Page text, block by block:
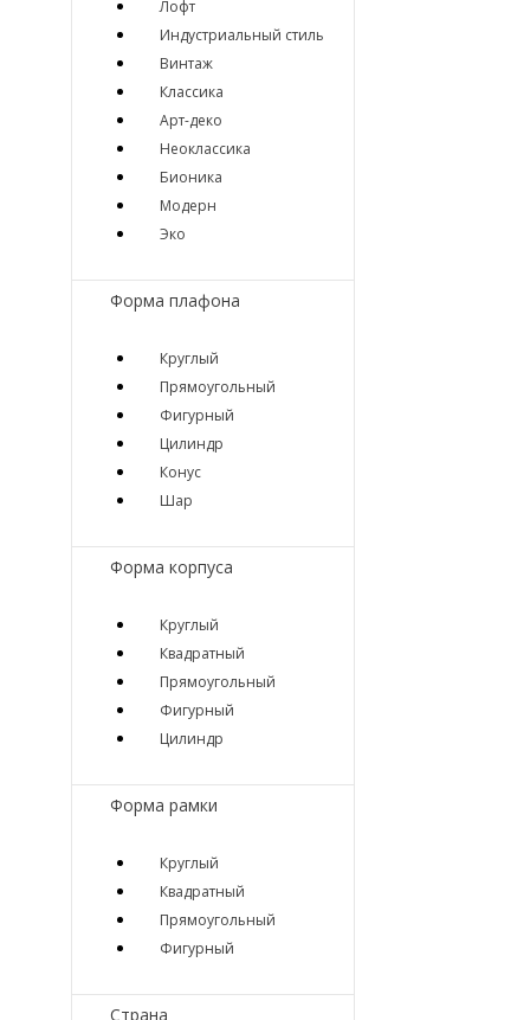
Лофт
Индустриальный стиль
Винтаж
Классика
Арт-деко
Неоклассика
Бионика
Модерн
Эко
Форма плафона
Круглый
Прямоугольный
Фигурный
Цилиндр
Конус
Шар
Форма корпуса
Круглый
Квадратный
Прямоугольный
Фигурный
Цилиндр
Форма рамки
Круглый
Квадратный
Прямоугольный
Фигурный
Страна